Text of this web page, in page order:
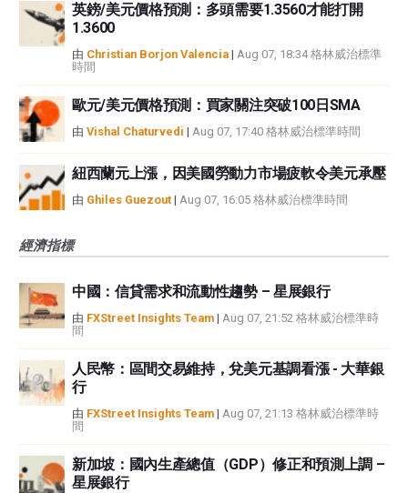
英鎊/美元價格預測：多頭需要1.3560才能打開
1.3600
由 Christian Borjon Valencia | Aug 07, 18:34 格林威治標準
時間
歐元/美元價格預測：買家關注突破100日SMA
由 Vishal Chaturvedi | Aug 07, 17:40 格林威治標準時間
紐西蘭元上漲，因美國勞動力市場疲軟令美元承壓
由 Ghiles Guezout | Aug 07, 16:05 格林威治標準時間
經濟指標
中國：信貸需求和流動性趨勢 – 星展銀行
由 FXStreet Insights Team | Aug 07, 21:52 格林威治標準時
間
人民幣：區間交易維持，兌美元基調看漲 - 大華銀
行
由 FXStreet Insights Team | Aug 07, 21:13 格林威治標準時
間
新加坡：國內生產總值（GDP）修正和預測上調 –
星展銀行